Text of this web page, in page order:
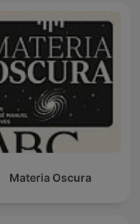
Materia Oscura